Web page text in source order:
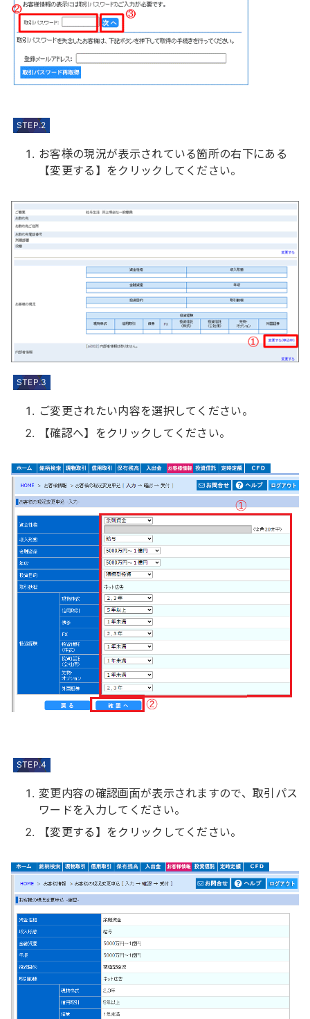
STEP.2
お客様の現況が表示されている箇所の右下にある
【変更する】をクリックしてください。
STEP.3
ご変更されたい内容を選択してください。
【確認へ】をクリックしてください。
STEP.4
変更内容の確認画面が表示されますので、取引パス
ワードを入力してください。
【変更する】をクリックしてください。